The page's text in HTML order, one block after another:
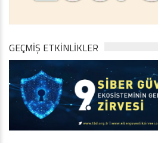
GEÇMİŞ ETKİNLİKLER